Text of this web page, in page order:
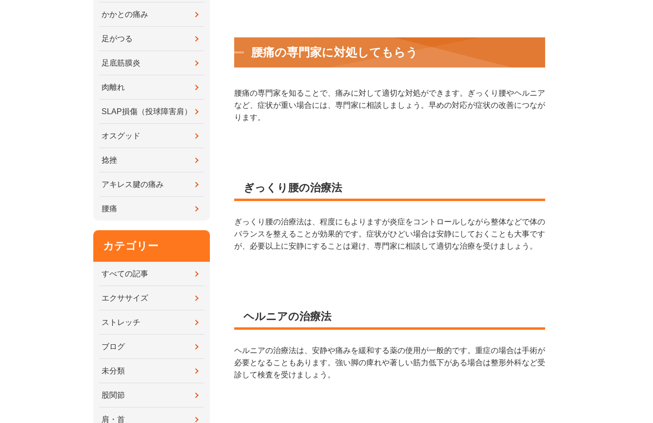
腰痛の専門家に対処してもらう
腰痛の専門家を知ることで、痛みに対して適切な対処ができます。ぎっくり腰やヘルニア
など、症状が重い場合には、専門家に相談しましょう。早めの対応が症状の改善につなが
ります。
ぎっくり腰の治療法
ぎっくり腰の治療法は、程度にもよりますが炎症をコントロールしながら整体などで体の
バランスを整えることが効果的です。症状がひどい場合は安静にしておくことも大事です
が、必要以上に安静にすることは避け、専門家に相談して適切な治療を受けましょう。
ヘルニアの治療法
ヘルニアの治療法は、安静や痛みを緩和する薬の使用が一般的です。重症の場合は手術が
必要となることもあります。強い脚の痺れや著しい筋力低下がある場合は整形外科など受
診して検査を受けましょう。
かかとの痛み
足がつる
足底筋膜炎
肉離れ
SLAP損傷（投球障害肩）
オスグッド
捻挫
アキレス腱の痛み
腰痛
カテゴリー
すべての記事
エクササイズ
ストレッチ
ブログ
未分類
股関節
肩・首